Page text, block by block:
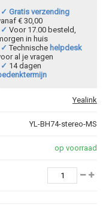
✓ Gratis verzending
€ 30,00
✓ Voor 17.00 besteld,
in huis
✓ Technische helpdesk
al je vragen
✓ 14 dagen
Yealink
YL-BH74-stereo-MS
op voorraad